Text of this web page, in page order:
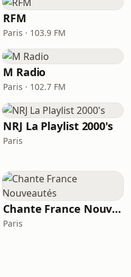
RFM
Paris · 103.9 FM
M Radio
Paris · 102.7 FM
NRJ La Playlist 2000's
Paris
Chante France Nouveautés
Paris